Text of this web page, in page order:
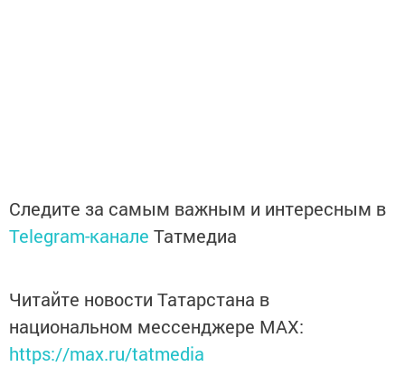
Следите за самым важным и интересным в
Telegram-канале Татмедиа
Читайте новости Татарстана в
национальном мессенджере MАХ:
https://max.ru/tatmedia